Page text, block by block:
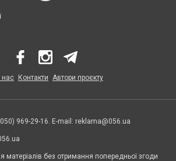
нас Контакти Автори проєкту
969-29-16. E-mail: reklama@056.ua
матеріалів без отримання попередньої згоди